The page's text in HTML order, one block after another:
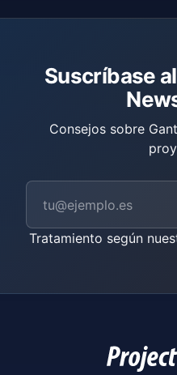
Suscríbase
Consejos sobre
Tratamiento según